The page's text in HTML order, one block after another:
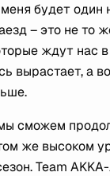
будет один
– это не то
ждут нас
вырастает, а
сможем
же высоком
Team